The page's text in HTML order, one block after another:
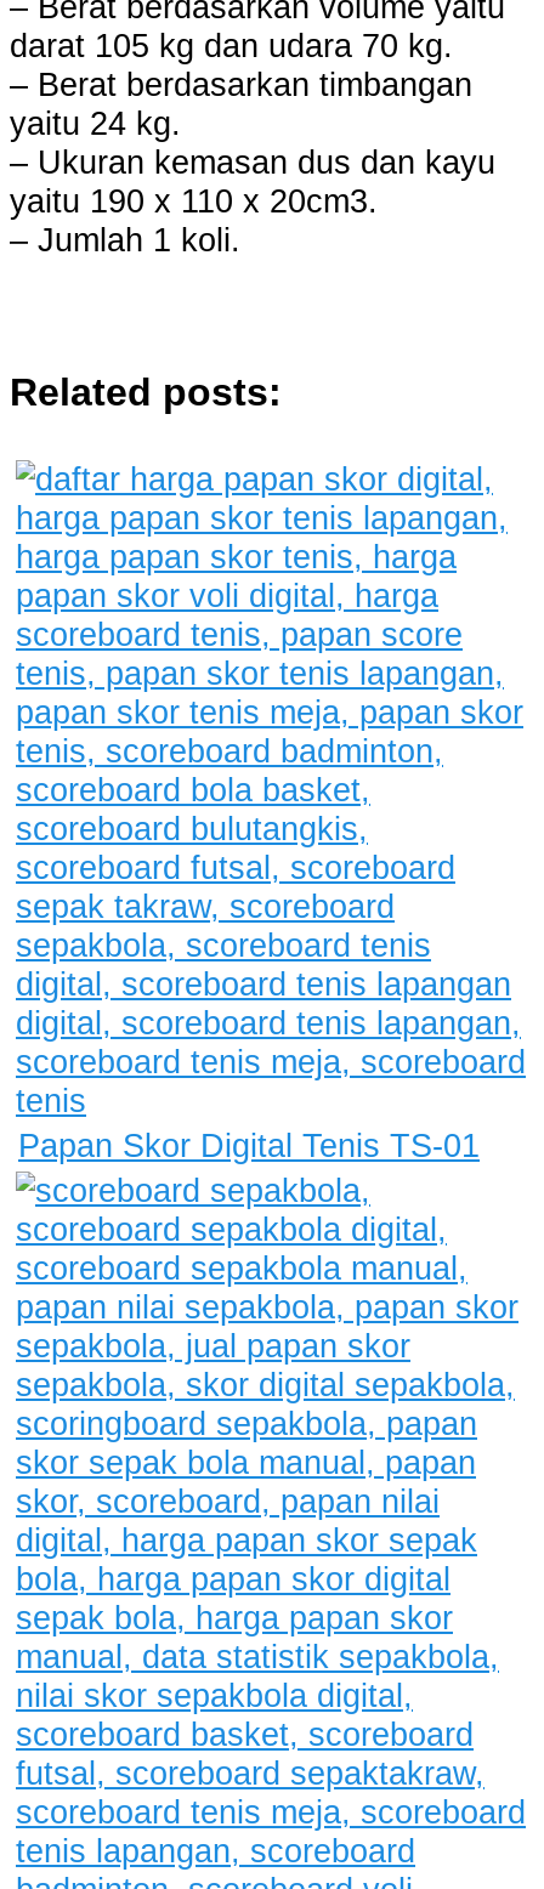
darat 105 kg dan udara 70 kg.
– Berat berdasarkan timbangan
yaitu 24 kg.
– Ukuran kemasan dus dan kayu
yaitu 190 x 110 x 20cm3.
– Jumlah 1 koli.
Related posts:
Papan Skor Digital Tenis TS-01